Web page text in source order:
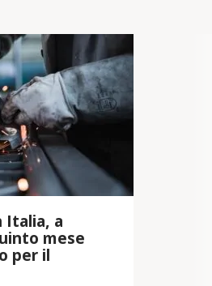
Italia, a
mese
per il